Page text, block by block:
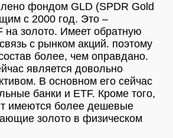
фондом GLD (SPDR Gold
с 2000 год. Это –
на золото. Имеет обратную
с рынком акций. поэтому
более, чем оправдано.
является довольно
В основном его сейчас
банки и ETF. Кроме того,
имеются более дешевые
золото в физическом